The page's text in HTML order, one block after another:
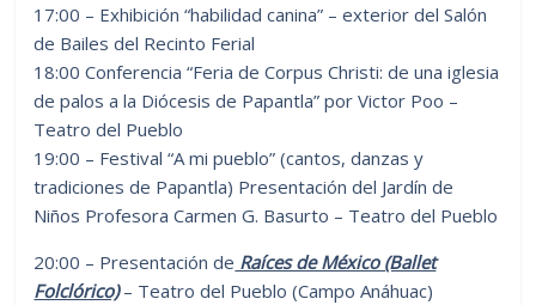
17:00 – Exhibición “habilidad canina” – exterior del Salón
de Bailes del Recinto Ferial
18:00 Conferencia “Feria de Corpus Christi: de una iglesia
de palos a la Diócesis de Papantla” por Victor Poo –
Teatro del Pueblo
19:00 – Festival “A mi pueblo” (cantos, danzas y
tradiciones de Papantla) Presentación del Jardín de
Niños Profesora Carmen G. Basurto – Teatro del Pueblo
20:00 – Presentación de Raíces de México (Ballet
Folclórico)– Teatro del Pueblo (Campo Anáhuac)